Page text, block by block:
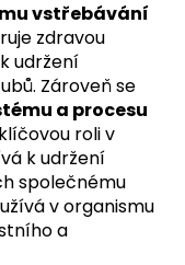
vstřebávání
zdravou
udržení
Zároveň se
a procesu
roli v
k udržení
společnému
v organismu
a